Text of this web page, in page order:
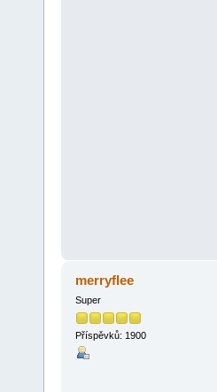
merryflee
Super
Příspěvků: 1900